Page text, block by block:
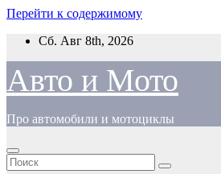
Перейти к содержимому
Сб. Авг 8th, 2026
Авто и Мото
Про автомобили и мотоциклы